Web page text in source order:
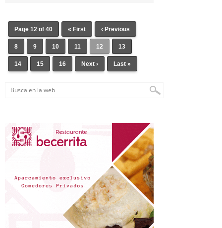
Page 12 of 40 « First ‹ Previous
8 9 10 11 12 13
14 15 16 Next › Last »